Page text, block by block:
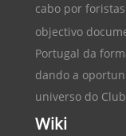
cabo por
objectivo
Portugal da
dando a
universo do
Wiki